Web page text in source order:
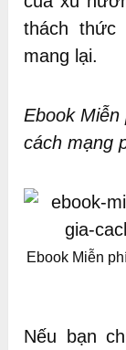
thách
mang lại.
Ebook
cách mạng
Ebook Miễn
Nếu bạn